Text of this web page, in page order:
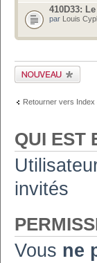
410D33:
par Louis
Publier un nouveau
sujet
Retourner vers Index
QUI EST
invités
Vous ne